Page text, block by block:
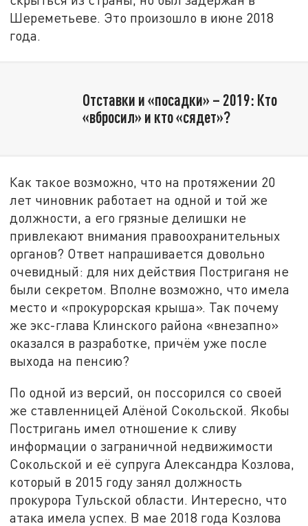
Шереметьеве. Это произошло в июне 2018
года.
Отставки и «посадки» – 2019: Кто
«вбросил» и кто «сядет»?
Как такое возможно, что на протяжении 20
лет чиновник работает на одной и той же
должности, а его грязные делишки не
привлекают внимания правоохранительных
органов? Ответ напрашивается довольно
очевидный: для них действия Постриганя не
были секретом. Вполне возможно, что имела
место и «прокурорская крыша». Так почему
же экс-глава Клинского района «внезапно»
оказался в разработке, причём уже после
выхода на пенсию?
По одной из версий, он поссорился со своей
же ставленницей Алёной Сокольской. Якобы
Постригань имел отношение к сливу
информации о заграничной недвижимости
Сокольской и её супруга Александра Козлова,
который в 2015 году занял должность
прокурора Тульской области. Интересно, что
атака имела успех. В мае 2018 года Козлова